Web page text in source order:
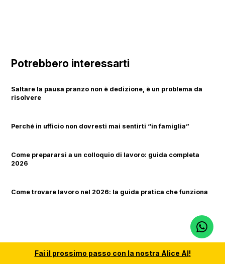
Potrebbero interessarti
Saltare la pausa pranzo non è dedizione, è un problema da
risolvere
Perché in ufficio non dovresti mai sentirti “in famiglia”
Come prepararsi a un colloquio di lavoro: guida completa
2026
Come trovare lavoro nel 2026: la guida pratica che funziona
Fai il prossimo passo con la nostra Alice AI!